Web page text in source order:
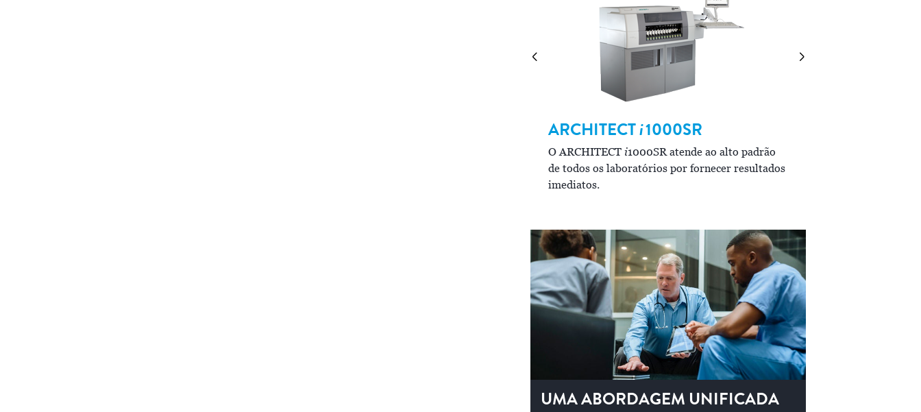
ARCHITECTi1000SR
O ARCHITECT i1000SR atende ao alto padrão
de todos os laboratórios por fornecer resultados
imediatos.
UMA ABORDAGEM UNIFICADA